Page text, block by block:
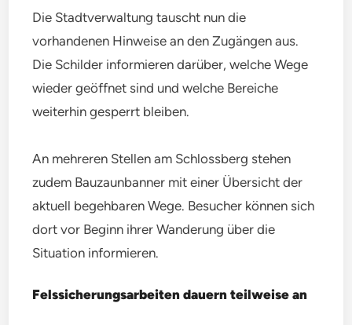
Die Stadtverwaltung tauscht nun die
vorhandenen Hinweise an den Zugängen aus.
Die Schilder informieren darüber, welche Wege
wieder geöffnet sind und welche Bereiche
weiterhin gesperrt bleiben.
An mehreren Stellen am Schlossberg stehen
zudem Bauzaunbanner mit einer Übersicht der
aktuell begehbaren Wege. Besucher können sich
dort vor Beginn ihrer Wanderung über die
Situation informieren.
Felssicherungsarbeiten dauern teilweise an